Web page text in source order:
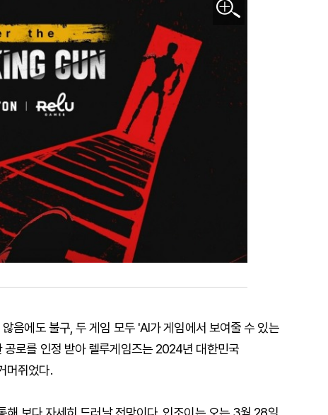
음에도 불구, 두 게임 모두 'AI가 게임에서 보여줄 수 있는
로를 인정 받아 렐루게임즈는 2024년 대한민국
머쥐었다.